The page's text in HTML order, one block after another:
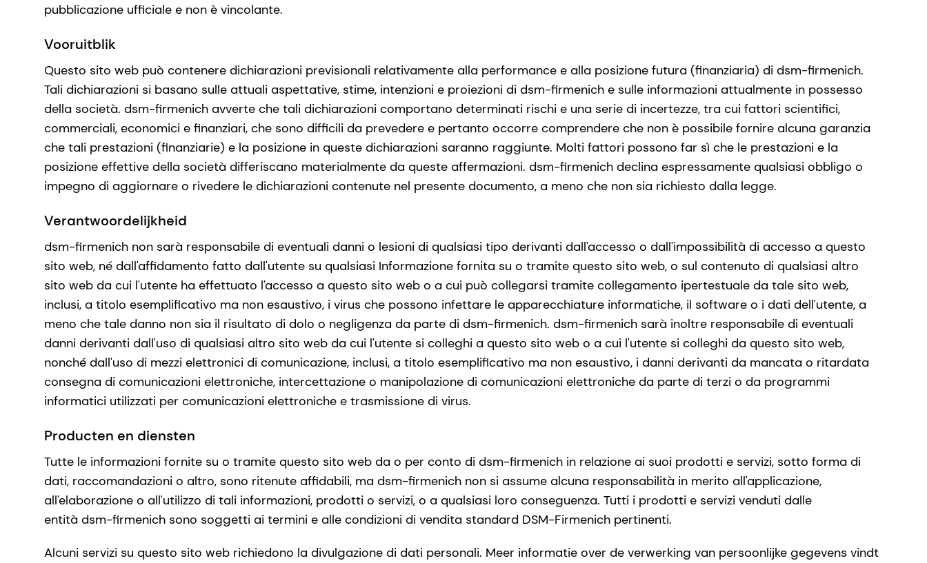
pubblicazione ufficiale e non è vincolante.
Vooruitblik
Questo sito web può contenere dichiarazioni previsionali relativamente alla performance e alla posizione futura (finanziaria) di dsm-firmenich.
Tali dichiarazioni si basano sulle attuali aspettative, stime, intenzioni e proiezioni di dsm-firmenich e sulle informazioni attualmente in possesso
della società. dsm-firmenich avverte che tali dichiarazioni comportano determinati rischi e una serie di incertezze, tra cui fattori scientifici,
commerciali, economici e finanziari, che sono difficili da prevedere e pertanto occorre comprendere che non è possibile fornire alcuna garanzia
che tali prestazioni (finanziarie) e la posizione in queste dichiarazioni saranno raggiunte. Molti fattori possono far sì che le prestazioni e la
posizione effettive della società differiscano materialmente da queste affermazioni. dsm-firmenich declina espressamente qualsiasi obbligo o
impegno di aggiornare o rivedere le dichiarazioni contenute nel presente documento, a meno che non sia richiesto dalla legge.
Verantwoordelijkheid
dsm-firmenich non sarà responsabile di eventuali danni o lesioni di qualsiasi tipo derivanti dall'accesso o dall'impossibilità di accesso a questo
sito web, né dall'affidamento fatto dall'utente su qualsiasi Informazione fornita su o tramite questo sito web, o sul contenuto di qualsiasi altro
sito web da cui l'utente ha effettuato l'accesso a questo sito web o a cui può collegarsi tramite collegamento ipertestuale da tale sito web,
inclusi, a titolo esemplificativo ma non esaustivo, i virus che possono infettare le apparecchiature informatiche, il software o i dati dell'utente, a
meno che tale danno non sia il risultato di dolo o negligenza da parte di dsm-firmenich. dsm-firmenich sarà inoltre responsabile di eventuali
danni derivanti dall'uso di qualsiasi altro sito web da cui l'utente si colleghi a questo sito web o a cui l'utente si colleghi da questo sito web,
nonché dall'uso di mezzi elettronici di comunicazione, inclusi, a titolo esemplificativo ma non esaustivo, i danni derivanti da mancata o ritardata
consegna di comunicazioni elettroniche, intercettazione o manipolazione di comunicazioni elettroniche da parte di terzi o da programmi
informatici utilizzati per comunicazioni elettroniche e trasmissione di virus.
Producten en diensten
Tutte le informazioni fornite su o tramite questo sito web da o per conto di dsm-firmenich in relazione ai suoi prodotti e servizi, sotto forma di
dati, raccomandazioni o altro, sono ritenute affidabili, ma dsm-firmenich non si assume alcuna responsabilità in merito all'applicazione,
all'elaborazione o all'utilizzo di tali informazioni, prodotti o servizi, o a qualsiasi loro conseguenza. Tutti i prodotti e servizi venduti dalle
entità dsm-firmenich sono soggetti ai termini e alle condizioni di vendita standard DSM-Firmenich pertinenti.
Alcuni servizi su questo sito web richiedono la divulgazione di dati personali. Meer informatie over de verwerking van persoonlijke gegevens vindt